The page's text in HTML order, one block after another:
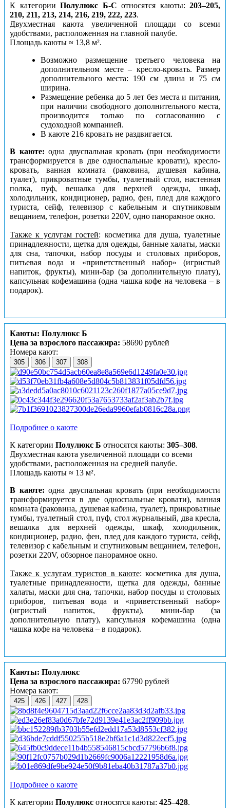
К категории Полулюкс Б-С относятся каюты: 203–205,
210, 211, 213, 214, 216, 219, 222, 223.
Двухместная каюта увеличенной площади со всеми
удобствами, расположенная на главной палубе.
Площадь каюты ≈ 13,8 м².
Возможно размещение третьего человека на
дополнительном месте – кресло-кровать. Размер
дополнительного места: 190 см длина и 75 см
ширина.
Размещение ребенка до 5 лет без места и питания,
при наличии свободного дополнительного места,
производится только по согласованию с
судоходной компанией.
В каюте 216 кровать не раздвигается.
В каюте: одна двуспальная кровать (при необходимости
трансформируется в две односпальные кровати), кресло-
кровать, ванная комната (раковина, душевая кабина,
туалет), прикроватные тумбы, туалетный стол, настенная
полка, пуф, вешалка для верхней одежды, шкаф,
холодильник, кондиционер, радио, фен, плед для каждого
туриста, сейф, телевизор с кабельным и спутниковым
вещанием, телефон, розетки 220V, одно панорамное окно.
Также к услугам гостей: косметика для душа, туалетные
принадлежности, щетка для одежды, банные халаты, маски
для сна, тапочки, набор посуды и столовых приборов,
питьевая вода и «приветственный набор» (игристый
напиток, фрукты), мини-бар (за дополнительную плату),
капсульная кофемашина (одна чашка кофе на человека – в
подарок).
Каюты: Полулюкс Б
Цена за взрослого пассажира: 58690 рублей
Номера кают:
305 306 307 308
Подробнее о каюте
К категории Полулюкс Б относятся каюты: 305–308.
Двухместная каюта увеличенной площади со всеми
удобствами, расположенная на средней палубе.
Площадь каюты ≈ 13 м².
В каюте: одна двуспальная кровать (при необходимости
трансформируется в две односпальные кровати), ванная
комната (раковина, душевая кабина, туалет), прикроватные
тумбы, туалетный стол, пуф, стол журнальный, два кресла,
вешалка для верхней одежды, шкаф, холодильник,
кондиционер, радио, фен, плед для каждого туриста, сейф,
телевизор с кабельным и спутниковым вещанием, телефон,
розетки 220V, обзорное панорамное окно.
Также к услугам туристов в каюте: косметика для душа,
туалетные принадлежности, щетка для одежды, банные
халаты, маски для сна, тапочки, набор посуды и столовых
приборов, питьевая вода и «приветственный набор»
(игристый напиток, фрукты), мини-бар (за
дополнительную плату), капсульная кофемашина (одна
чашка кофе на человека – в подарок).
Каюты: Полулюкс
Цена за взрослого пассажира: 67790 рублей
Номера кают:
425 426 427 428
Подробнее о каюте
К категории Полулюкс относятся каюты: 425–428.